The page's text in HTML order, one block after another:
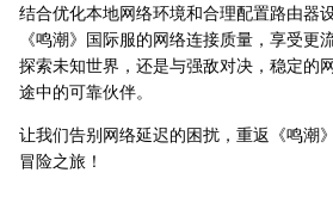
结合优化本地网络环境和合理配置路由器
《鸣潮》国际服的网络连接质量，享受更
探索未知世界，还是与强敌对决，稳定的
途中的可靠伙伴。
让我们告别网络延迟的困扰，重返《鸣潮
冒险之旅！